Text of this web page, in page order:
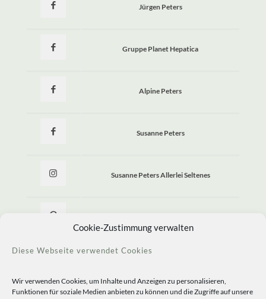
Cookie-Zustimmung verwalten
Diese Webseite verwendet Cookies
Wir verwenden Cookies, um Inhalte und Anzeigen zu personalisieren,
Funktionen für soziale Medien anbieten zu können und die Zugriffe auf unsere
Jürgen Peters
Gruppe Planet Hepatica
Alpine Peters
Susanne Peters
Susanne Peters Allerlei Seltenes